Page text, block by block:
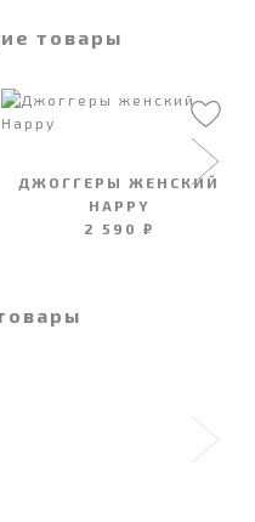
товары
ДЖОГГЕРЫ ЖЕНСКИЙ
HAPPY
2 590 ₽